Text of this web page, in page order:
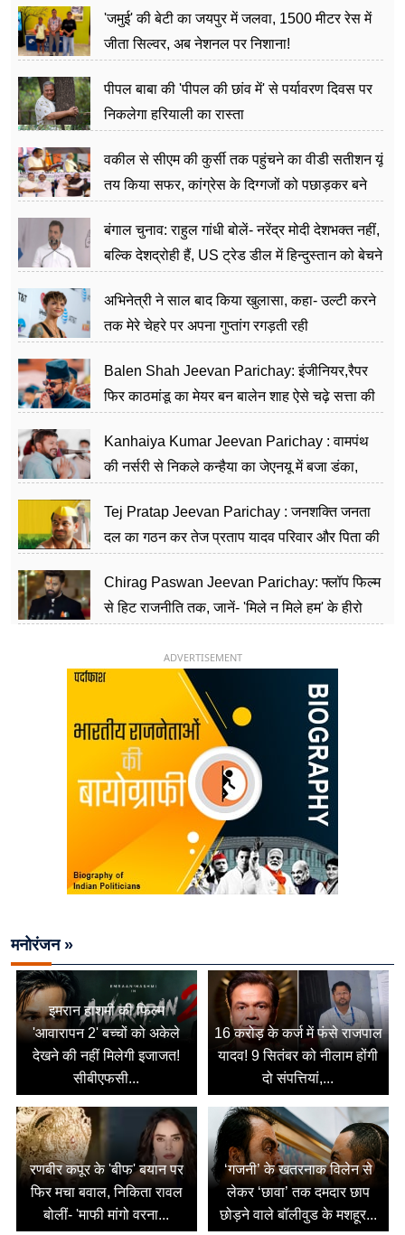
'जमुई' की बेटी का जयपुर में जलवा, 1500 मीटर रेस में
जीता सिल्वर, अब नेशनल पर निशाना!
पीपल बाबा की 'पीपल की छांव में' से पर्यावरण दिवस पर
निकलेगा हरियाली का रास्ता
वकील से सीएम की कुर्सी तक पहुंचने का वीडी सतीशन यूं
तय किया सफर, कांग्रेस के दिग्गजों को पछाड़कर बने
बंगाल चुनाव: राहुल गांधी बोलें- नरेंद्र मोदी देशभक्त नहीं,
बल्कि देशद्रोही हैं, US ट्रेड डील में हिन्दुस्तान को बेचने
अभिनेत्री ने साल बाद किया खुलासा, कहा- उल्टी करने
तक मेरे चेहरे पर अपना गुप्तांग रगड़ती रही
Balen Shah Jeevan Parichay: इंजीनियर,रैपर
फिर काठमांडू का मेयर बन बालेन शाह ऐसे चढ़े सत्ता की
Kanhaiya Kumar Jeevan Parichay : वामपंथ
की नर्सरी से निकले कन्हैया का जेएनयू में बजा डंका,
Tej Pratap Jeevan Parichay : जनशक्ति जनता
दल का गठन कर तेज प्रताप यादव परिवार और पिता की
Chirag Paswan Jeevan Parichay: फ्लॉप फिल्म
से हिट राजनीति तक, जानें- 'मिले न मिले हम' के हीरो
ADVERTISEMENT
मनोरंजन »
इमरान हाशमी की फिल्म
'आवारापन 2' बच्चों को अकेले
देखने की नहीं मिलेगी इजाजत!
सीबीएफसी...
16 करोड़ के कर्ज में फंसे राजपाल
यादव! 9 सितंबर को नीलाम होंगी
दो संपत्तियां,...
रणबीर कपूर के 'बीफ' बयान पर
फिर मचा बवाल, निकिता रावल
बोलीं- 'माफी मांगो वरना...
‘गजनी’ के खतरनाक विलेन से
लेकर ‘छावा’ तक दमदार छाप
छोड़ने वाले बॉलीवुड के मशहूर...